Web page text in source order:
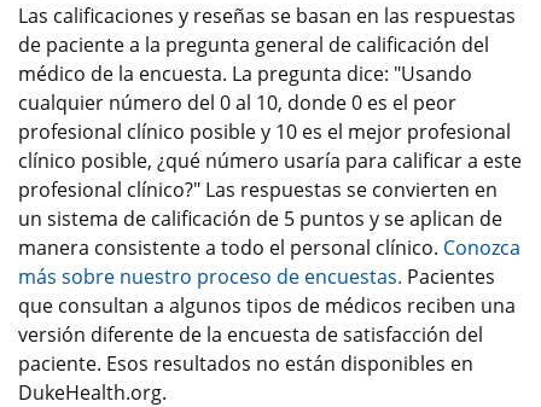
Las calificaciones y reseñas se basan en las respuestas
de paciente a la pregunta general de calificación del
médico de la encuesta. La pregunta dice: "Usando
cualquier número del 0 al 10, donde 0 es el peor
profesional clínico posible y 10 es el mejor profesional
clínico posible, ¿qué número usaría para calificar a este
profesional clínico?" Las respuestas se convierten en
un sistema de calificación de 5 puntos y se aplican de
manera consistente a todo el personal clínico. Conozca
más sobre nuestro proceso de encuestas. Pacientes
que consultan a algunos tipos de médicos reciben una
versión diferente de la encuesta de satisfacción del
paciente. Esos resultados no están disponibles en
DukeHealth.org.